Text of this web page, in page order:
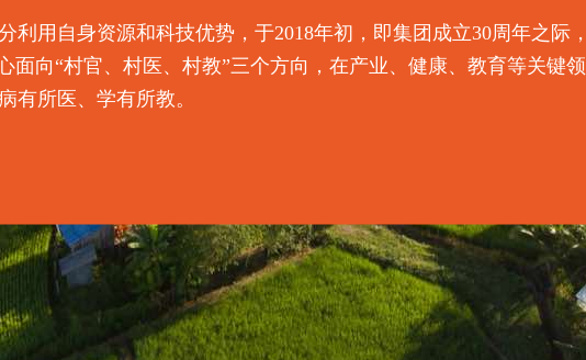
用自身资源和科技优势，于2018年初，即集团成立30周年之际，
面向“村官、村医、村教”三个方向，在产业、健康、教育等关键领
有所医、学有所教。